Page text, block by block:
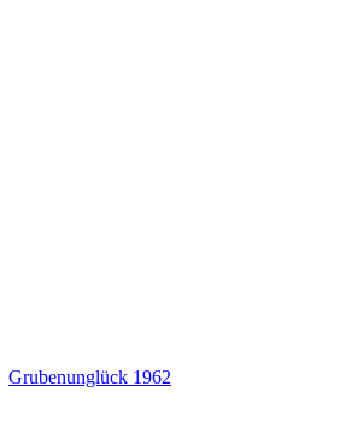
Grubenunglück 1962